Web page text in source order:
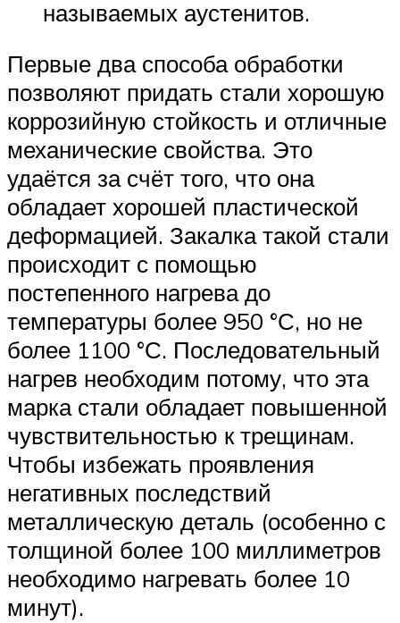
называемых аустенитов.
Первые два способа обработки
позволяют придать стали хорошую
коррозийную стойкость и отличные
механические свойства. Это
удаётся за счёт того, что она
обладает хорошей пластической
деформацией. Закалка такой стали
происходит с помощью
постепенного нагрева до
температуры более 950 °С, но не
более 1100 °С. Последовательный
нагрев необходим потому, что эта
марка стали обладает повышенной
чувствительностью к трещинам.
Чтобы избежать проявления
негативных последствий
металлическую деталь (особенно с
толщиной более 100 миллиметров
необходимо нагревать более 10
минут).